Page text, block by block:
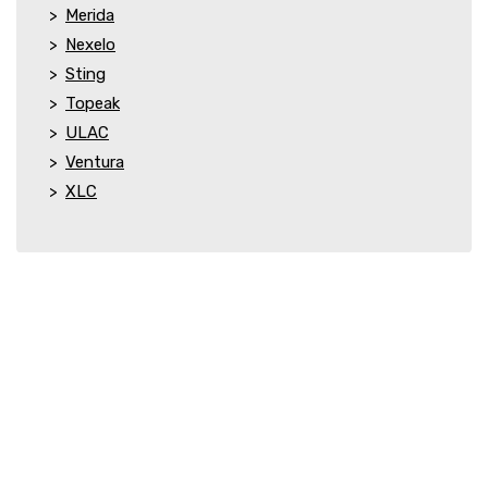
Merida
Nexelo
Sting
Topeak
ULAC
Ventura
XLC